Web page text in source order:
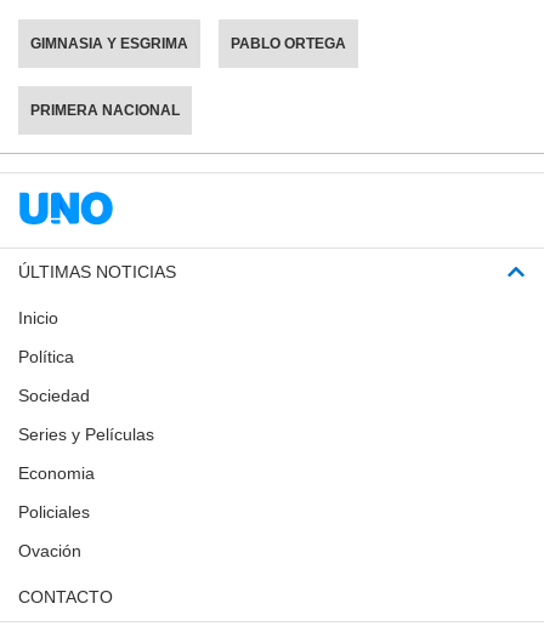
GIMNASIA Y ESGRIMA PABLO ORTEGA
PRIMERA NACIONAL
ÚLTIMAS NOTICIAS
Inicio
Política
Sociedad
Series y Películas
Economia
Policiales
Ovación
CONTACTO